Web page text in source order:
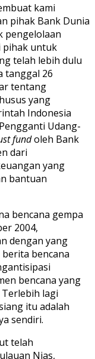
kami
pihak Bank Dunia
pengelolaan
pihak untuk
telah lebih dulu
tanggal 26
tentang
yang
Indonesia
Udang-
fundoleh Bank
dari
yang
bantuan
bencana gempa
2004,
dengan yang
bencana
bencana yang
Terlebih lagi
itu adalah
sendiri.
telah
Nias,